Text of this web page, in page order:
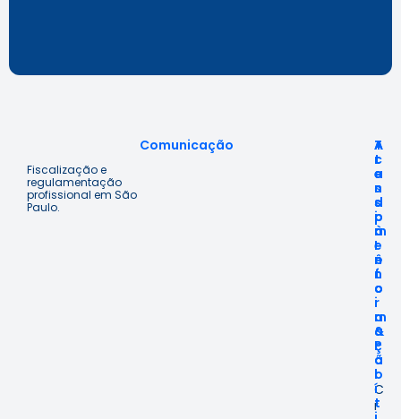
Fiscalização e
regulamentação
profissional em São
Paulo.
Comunicação
A
c
e
s
s
o
à
I
n
f
o
r
m
a
ç
ã
o
C
r
T
r
a
n
s
p
a
r
ê
n
c
i
a
&
P
o
l
í
t
A
t
e
n
d
i
m
e
n
t
o